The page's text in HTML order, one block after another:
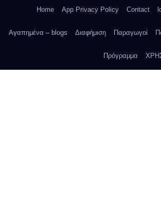
Home App Privacy Policy Contact
Αγαπημένα – blogs Διαφήμιση Παραγωγοί
Πρόγραμμα